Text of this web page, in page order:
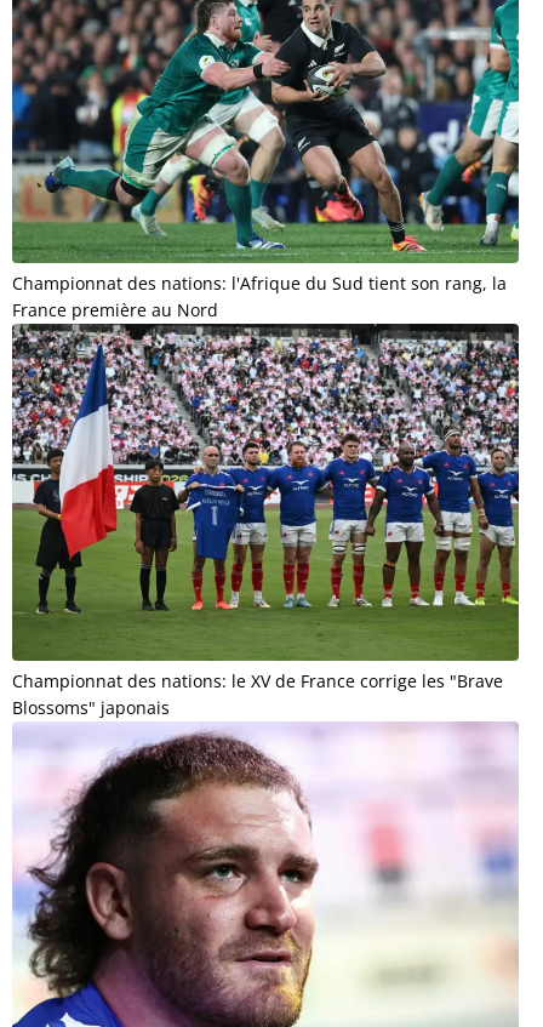
Championnat des nations: l'Afrique du Sud tient son rang, la
France première au Nord
Championnat des nations: le XV de France corrige les "Brave
Blossoms" japonais